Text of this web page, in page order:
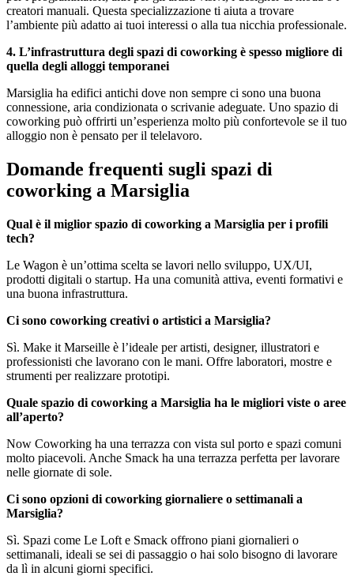
creatori manuali. Questa specializzazione ti aiuta a trovare
l’ambiente più adatto ai tuoi interessi o alla tua nicchia professionale.
4. L’infrastruttura degli spazi di coworking è spesso migliore di
quella degli alloggi temporanei
Marsiglia ha edifici antichi dove non sempre ci sono una buona
connessione, aria condizionata o scrivanie adeguate. Uno spazio di
coworking può offrirti un’esperienza molto più confortevole se il tuo
alloggio non è pensato per il telelavoro.
Domande frequenti sugli spazi di
coworking a Marsiglia
Qual è il miglior spazio di coworking a Marsiglia per i profili
tech?
Le Wagon è un’ottima scelta se lavori nello sviluppo, UX/UI,
prodotti digitali o startup. Ha una comunità attiva, eventi formativi e
una buona infrastruttura.
Ci sono coworking creativi o artistici a Marsiglia?
Sì. Make it Marseille è l’ideale per artisti, designer, illustratori e
professionisti che lavorano con le mani. Offre laboratori, mostre e
strumenti per realizzare prototipi.
Quale spazio di coworking a Marsiglia ha le migliori viste o aree
all’aperto?
Now Coworking ha una terrazza con vista sul porto e spazi comuni
molto piacevoli. Anche Smack ha una terrazza perfetta per lavorare
nelle giornate di sole.
Ci sono opzioni di coworking giornaliere o settimanali a
Marsiglia?
Sì. Spazi come Le Loft e Smack offrono piani giornalieri o
settimanali, ideali se sei di passaggio o hai solo bisogno di lavorare
da lì in alcuni giorni specifici.